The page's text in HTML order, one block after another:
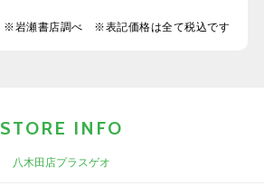
※岩瀬書店調べ ※表記価格は全て税込です
STORE INFO
八木田店プラスゲオ